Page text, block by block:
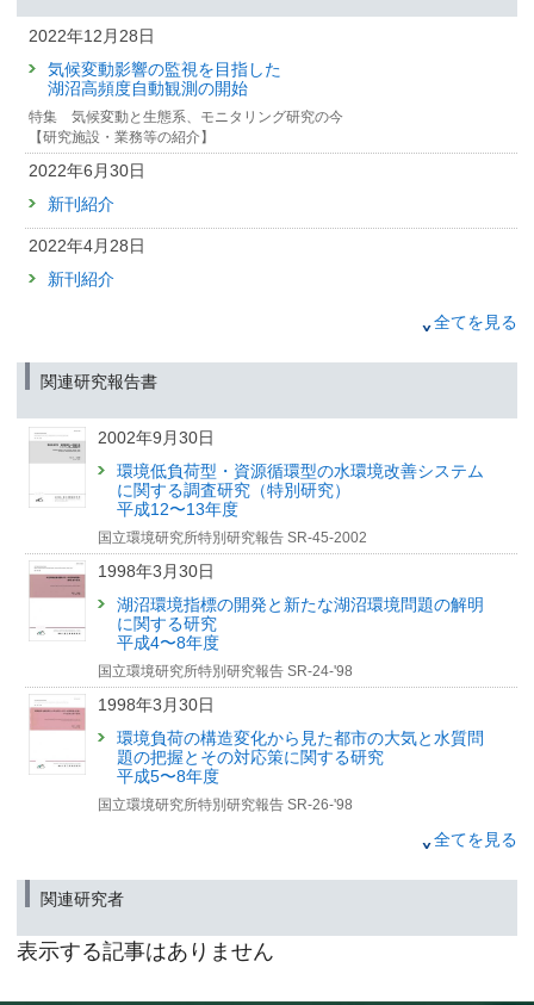
2022年6月30日
大気汚染と気候の複合問題への挑戦
数値シミュレーションを用いた高解像度予測の最前線
（筑波研究学園都市記者会、環境記者会、環境省記者クラブ同時配付）
2022年3月31日
ユスリカからのメッセージ
国立環境研究所『環境儀』第84号の刊行について
（筑波研究学園都市記者会、環境記者会、環境省記者クラブ同時配付）
国立環境研究所「環境儀」第83号の刊行について
2021年9月30日
人が去ったそのあとに
人口減少下における里山の生態系変化とその管理に関する
研究
（筑波研究学園都市記者会、環境記者会、環境省記者クラブ同時配付）
2021年3月4日
環境毒ミクロシスチンを生産する
新種のシアノバクテリアを霞ケ浦から発見
（筑波研究学園都市記者会、環境省記者クラブ、環境記者会、文部科学記者
会同時配布）
2019年9月27日
環境儀73号「アオコの実像－シアノバクテリアの遺伝子解
こと｣国立環境研究所「環境儀」第73号の刊行について（お
知らせ）
（筑波研究学園都市記者会、環境記者会、環境省記者クラブ同時配付）
2019年6月27日
2022年12月28日
気候変動影響の監視を目指した
湖沼高頻度自動観測の開始
特集 気候変動と生態系、モニタリング研究の今
【研究施設・業務等の紹介】
2022年6月30日
新刊紹介
2022年4月28日
新刊紹介
2021年10月29日
新刊紹介
2021年6月30日
新刊紹介
2021年4月30日
新刊紹介
全てを見る
関連研究報告書
2002年9月30日
環境低負荷型・資源循環型の水環境改善システム
に関する調査研究（特別研究）
平成12〜13年度
国立環境研究所特別研究報告 SR-45-2002
1998年3月30日
湖沼環境指標の開発と新たな湖沼環境問題の解明
に関する研究
平成4〜8年度
国立環境研究所特別研究報告 SR-24-'98
1998年3月30日
環境負荷の構造変化から見た都市の大気と水質問
題の把握とその対応策に関する研究
平成5〜8年度
国立環境研究所特別研究報告 SR-26-'98
関する研究
昭和62年度〜平成3年度
国立環境研究所特別研究報告 SR-11-'93
全てを見る
関連研究者
表示する記事はありません